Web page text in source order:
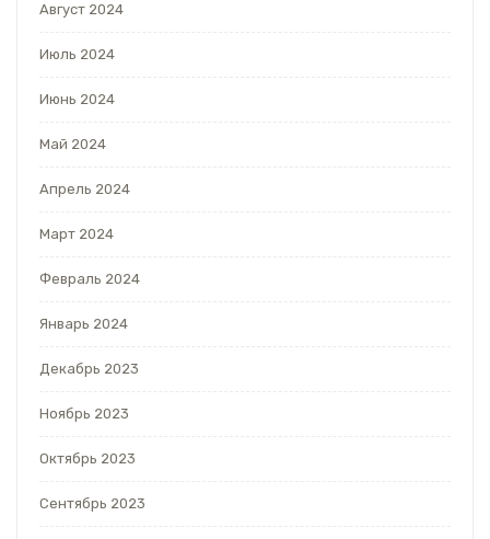
Август 2024
Июль 2024
Июнь 2024
Май 2024
Апрель 2024
Март 2024
Февраль 2024
Январь 2024
Декабрь 2023
Ноябрь 2023
Октябрь 2023
Сентябрь 2023